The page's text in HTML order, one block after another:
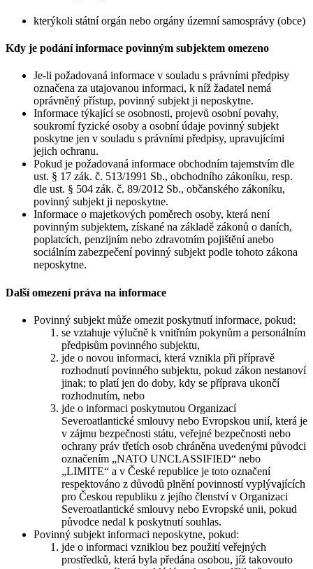
kterýkoli státní orgán nebo orgány územní samosprávy (obce)
Kdy je podání informace povinným subjektem omezeno
Je-li požadovaná informace v souladu s právními předpisy
označena za utajovanou informaci, k níž žadatel nemá
oprávněný přístup, povinný subjekt ji neposkytne.
Informace týkající se osobnosti, projevů osobní povahy,
soukromí fyzické osoby a osobní údaje povinný subjekt
poskytne jen v souladu s právními předpisy, upravujícími
jejich ochranu.
Pokud je požadovaná informace obchodním tajemstvím dle
ust. § 17 zák. č. 513/1991 Sb., obchodního zákoníku, resp.
dle ust. § 504 zák. č. 89/2012 Sb., občanského zákoníku,
povinný subjekt ji neposkytne.
Informace o majetkových poměrech osoby, která není
povinným subjektem, získané na základě zákonů o daních,
poplatcích, penzijním nebo zdravotním pojištění anebo
sociálním zabezpečení povinný subjekt podle tohoto zákona
neposkytne.
Další omezení práva na informace
Povinný subjekt může omezit poskytnutí informace, pokud:
se vztahuje výlučně k vnitřním pokynům a personálním
předpisům povinného subjektu,
jde o novou informaci, která vznikla při přípravě
rozhodnutí povinného subjektu, pokud zákon nestanoví
jinak; to platí jen do doby, kdy se příprava ukončí
rozhodnutím, nebo
jde o informaci poskytnutou Organizací
Severoatlantické smlouvy nebo Evropskou unií, která je
v zájmu bezpečnosti státu, veřejné bezpečnosti nebo
ochrany práv třetích osob chráněna uvedenými původci
označením „NATO UNCLASSIFIED“ nebo
„LIMITE“ a v České republice je toto označení
respektováno z důvodů plnění povinností vyplývajících
pro Českou republiku z jejího členství v Organizaci
Severoatlantické smlouvy nebo Evropské unii, pokud
původce nedal k poskytnutí souhlas.
Povinný subjekt informaci neposkytne, pokud:
jde o informaci vzniklou bez použití veřejných
prostředků, která byla předána osobou, jíž takovouto